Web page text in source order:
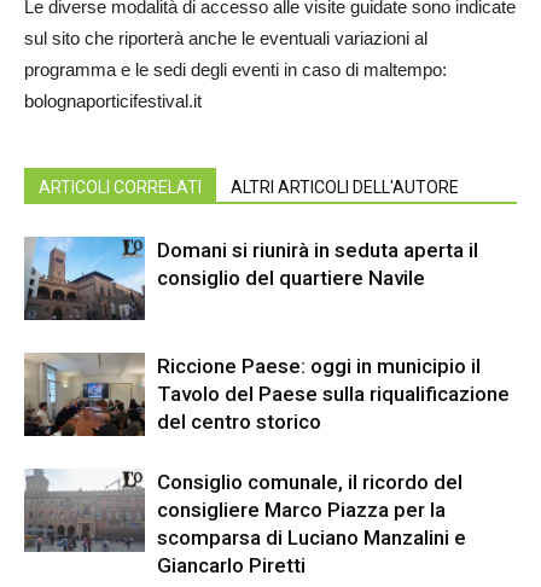
Le diverse modalità di accesso alle visite guidate sono indicate
sul sito che riporterà anche le eventuali variazioni al
programma e le sedi degli eventi in caso di maltempo:
bolognaporticifestival.it
ARTICOLI CORRELATI ALTRI ARTICOLI DELL'AUTORE
Domani si riunirà in seduta aperta il
consiglio del quartiere Navile
Riccione Paese: oggi in municipio il
Tavolo del Paese sulla riqualificazione
del centro storico
Consiglio comunale, il ricordo del
consigliere Marco Piazza per la
scomparsa di Luciano Manzalini e
Giancarlo Piretti